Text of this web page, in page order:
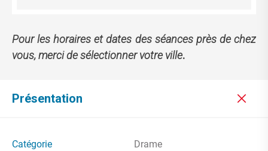
Pour les horaires et dates des séances près de chez
vous, merci de sélectionner votre ville.
Présentation
Catégorie Drame